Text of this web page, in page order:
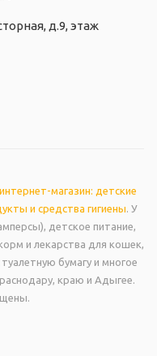
д.9, этаж
магазин: детские
и средства гигиены. У
детское питание,
и лекарства для кошек,
бумагу и многое
краю и Адыгее.